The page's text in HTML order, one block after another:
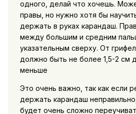
одного, делай что хочешь.
правы, но нужно хотя бы
держать в руках карандаш.
между большим и средним
указательным сверху. От
должно быть не более 1,5-2 см
меньше
Это очень важно, так как если
держать карандаш
будет очень сложно